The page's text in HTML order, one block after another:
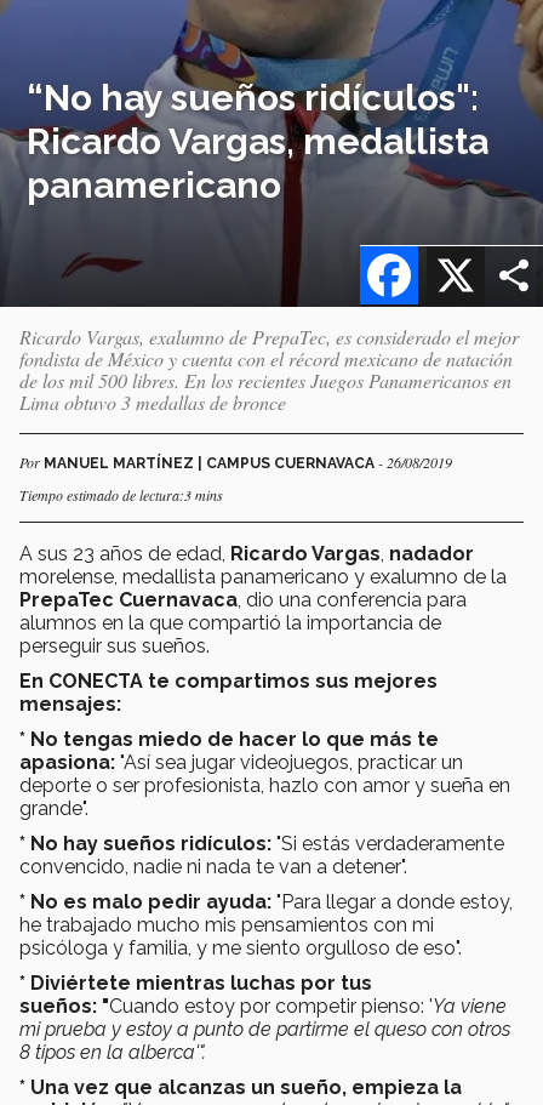
“No hay sueños ridículos":
Ricardo Vargas, medallista
panamericano
X
Facebook
Ricardo Vargas, exalumno de PrepaTec, es considerado el mejor
fondista de México y cuenta con el récord mexicano de natación
de los mil 500 libres. En los recientes Juegos Panamericanos en
Lima obtuvo 3 medallas de bronce
Por MANUEL MARTÍNEZ | CAMPUS CUERNAVACA - 26/08/2019
Tiempo estimado de lectura:3 mins
A sus 23 años de edad, Ricardo Vargas nadador
morelense, medallista panamericano y exalumno de la
PrepaTec Cuernavaca , dio una conferencia para
alumnos en la que compartió la importancia de
perseguir sus sueños.
En CONECTA te compartimos sus mejores
mensajes:
* No tengas miedo de hacer lo que más te
apasiona: "Así sea jugar videojuegos, practicar un
deporte o ser profesionista, hazlo con amor y sueña en
grande".
* No hay sueños ridículos: "Si estás verdaderamente
convencido, nadie ni nada te van a detener".
* No es malo pedir ayuda: "Para llegar a donde estoy,
he trabajado mucho mis pensamientos con mi
psicóloga y familia, y me siento orgulloso de eso".
* Diviértete mientras luchas por tus
sueños: "Cuando estoy por competir pienso: 'Ya viene
mi prueba y estoy a punto de partirme el queso con otros
8 tipos en la alberca'".
* Una vez que alcanzas un sueño, empieza la